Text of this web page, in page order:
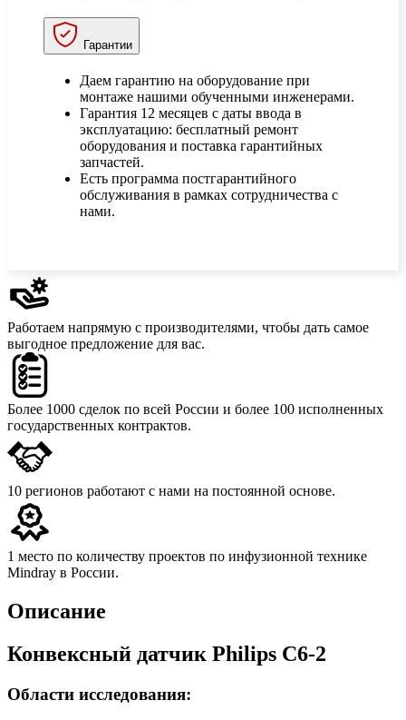
Гарантии
Даем гарантию на оборудование при
монтаже нашими обученными инженерами.
Гарантия 12 месяцев с даты ввода в
эксплуатацию: бесплатный ремонт
оборудования и поставка гарантийных
запчастей.
Есть программа постгарантийного
обслуживания в рамках сотрудничества с
нами.
Работаем напрямую с производителями, чтобы дать самое
выгодное предложение для вас.
Более 1000 сделок по всей России и более 100 исполненных
государственных контрактов.
10 регионов работают с нами на постоянной основе.
1 место по количеству проектов по инфузионной технике
Mindray в России.
Описание
Конвексный датчик Philips C6-2
Области исследования: